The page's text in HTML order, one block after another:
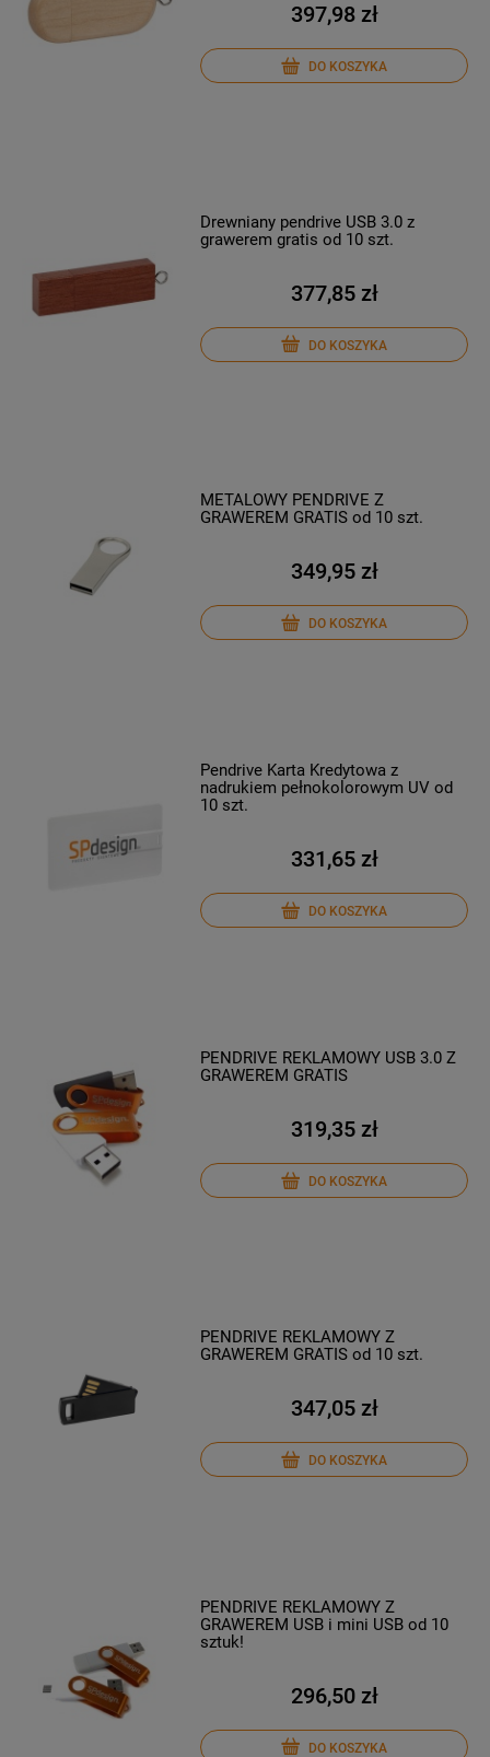
397,98 zł
DO KOSZYKA
Drewniany pendrive USB 3.0 z
grawerem gratis od 10 szt.
377,85 zł
DO KOSZYKA
METALOWY PENDRIVE Z
GRAWEREM GRATIS od 10 szt.
349,95 zł
DO KOSZYKA
Pendrive Karta Kredytowa z
nadrukiem pełnokolorowym UV od
10 szt.
331,65 zł
DO KOSZYKA
PENDRIVE REKLAMOWY USB 3.0 Z
GRAWEREM GRATIS
319,35 zł
DO KOSZYKA
PENDRIVE REKLAMOWY Z
GRAWEREM GRATIS od 10 szt.
347,05 zł
DO KOSZYKA
PENDRIVE REKLAMOWY Z
GRAWEREM USB i mini USB od 10
sztuk!
296,50 zł
DO KOSZYKA